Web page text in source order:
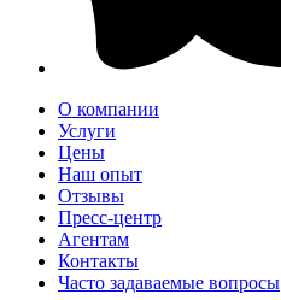
О компании
Услуги
Цены
Наш опыт
Отзывы
Пресс-центр
Агентам
Контакты
Часто задаваемые вопросы